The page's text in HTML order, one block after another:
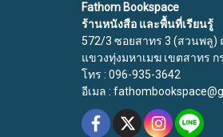
Fathom Bookspace
ร้านหนังสือ และพื้นที่เรียนรู้
572/3 ซอยสาทร 3 (สวนพลู)
แขวงทุ่งมหาเมฆ เขตสาทร ก
โทร : 096-935-3642
อีเมล :